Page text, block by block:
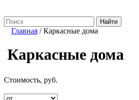
Главная / Каркасные дома
Каркасные дома
Стоимость, руб.